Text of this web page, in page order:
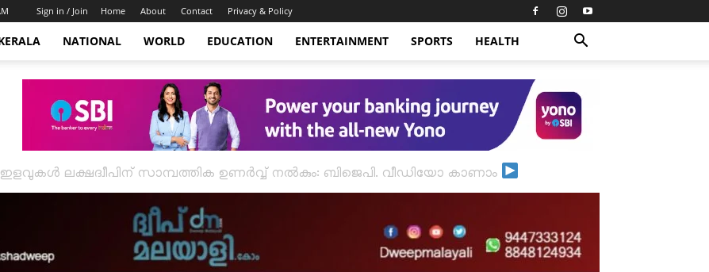
Sign in / Join Home About Contact Privacy & Policy
NATIONAL WORLD EDUCATION ENTERTAINMENT SPORTS HEALTH
ലക്ഷദ്വീപിന് സാമ്പത്തിക ഉണർവ്വ് നൽകും: ബിജെപി. വീഡിയോ കാണാം